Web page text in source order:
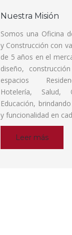
Nuestra Misión
Somos una Oficina
y Construcción con
de 5 años en el
diseño,
espacios
Hotelería, Salud,
Educación,
y funcionalidad en
Leer más